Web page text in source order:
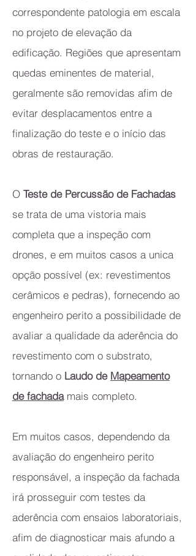
correspondente patologia em escala
no projeto de elevação da
edificação. Regiões que apresentam
quedas eminentes de material,
geralmente são removidas afim de
evitar desplacamentos entre a
finalização do teste e o início das
obras de restauração.
O Teste de Percussão de Fachadas
se trata de uma vistoria mais
completa que a inspeção com
drones, e em muitos casos a unica
opção possível (ex: revestimentos
cerâmicos e pedras), fornecendo ao
engenheiro perito a possibilidade de
avaliar a qualidade da aderência do
revestimento com o substrato,
tornando o Laudo de Mapeamento
de fachadamais completo.
Em muitos casos, dependendo da
avaliação do engenheiro perito
responsável, a inspeção da fachada
irá prosseguir com testes da
aderência com ensaios laboratoriais,
afim de diagnosticar mais afundo a